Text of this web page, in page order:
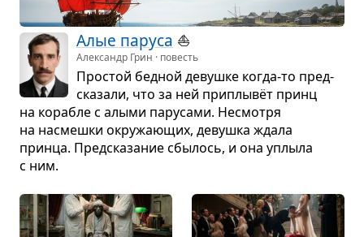
Алые паруса ⛵
Александр Грин · повесть
Про­стой бед­ной девушке когда-то пред­
ска­зали, что за ней при­плывёт принц
на кора­бле с алыми пару­сами. Несмотря
на насмешки окру­жа­ю­щих, девушка ждала
принца. Пред­ска­за­ние сбы­лось, и она уплыла
с ним.